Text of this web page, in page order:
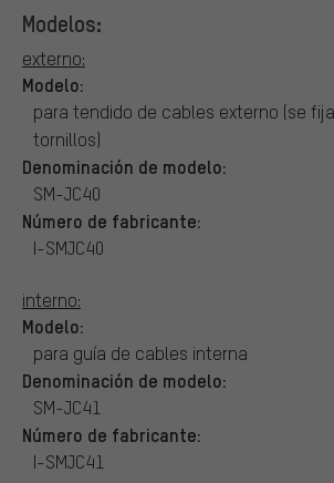
Modelos:
externo:
Modelo:
para tendido de cables externo (se
tornillos)
Denominación de modelo:
SM-JC40
Número de fabricante:
I-SMJC40
interno:
Modelo:
para guía de cables interna
Denominación de modelo:
SM-JC41
Número de fabricante:
I-SMJC41